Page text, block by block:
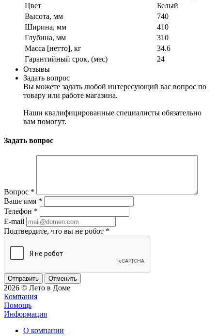
Цвет
Белый
Высота, мм
740
Ширина, мм
410
Глубина, мм
310
Масса [нетто], кг
34.6
Гарантийный срок, (мес)
24
Отзывы
Задать вопрос
Вы можете задать любой интересующий вас вопрос по
товару или работе магазина.
Наши квалифицированные специалисты обязательно
вам помогут.
Задать вопрос
Вопрос *
Ваше имя *
Телефон *
E-mail
Подтвердите, что вы не робот *
Отменить
2026 © Лето в Доме
Компания
Помощь
Информация
О компании